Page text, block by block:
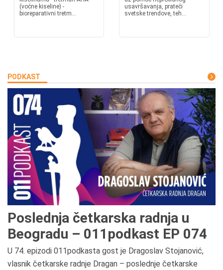
(voćne kiseline) -
bioreparativni tretm...
usavršavanja, prateći
svetske trendove, teh...
PODKAST
Poslednja četkarska radnja u
Beogradu – 011podkast EP 074
U 74. epizodi 011podkasta gost je Dragoslav Stojanović,
vlasnik četkarske radnje Dragan – poslednje četkarske